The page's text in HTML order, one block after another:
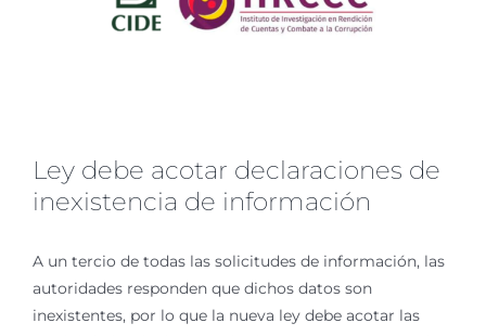
Ley debe acotar declaraciones de
inexistencia de información
A un tercio de todas las solicitudes de información, las
autoridades responden que dichos datos son
inexistentes, por lo que la nueva ley debe acotar las